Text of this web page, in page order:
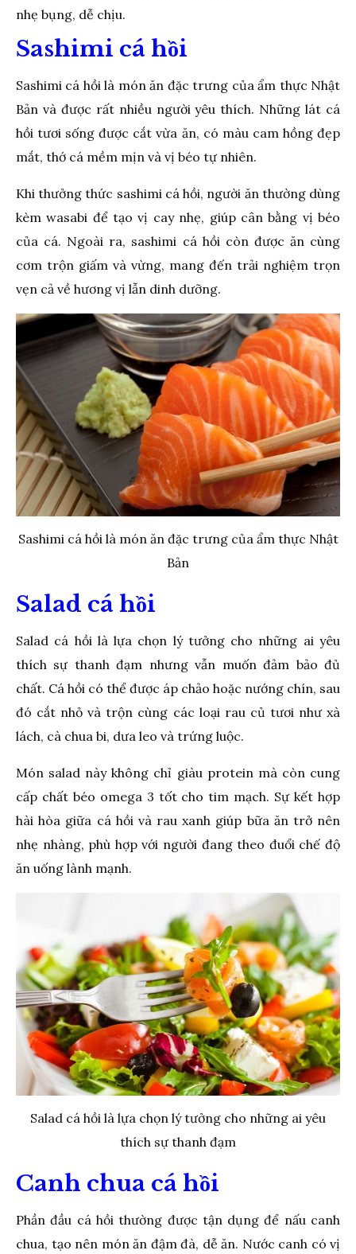
nhẹ bụng, dễ chịu.
Sashimi cá hồi
Sashimi cá hồi là món ăn đặc trưng của ẩm thực Nhật
Bản và được rất nhiều người yêu thích. Những lát cá
hồi tươi sống được cắt vừa ăn, có màu cam hồng đẹp
mắt, thớ cá mềm mịn và vị béo tự nhiên.
Khi thưởng thức sashimi cá hồi, người ăn thường dùng
kèm wasabi để tạo vị cay nhẹ, giúp cân bằng vị béo
của cá. Ngoài ra, sashimi cá hồi còn được ăn cùng
cơm trộn giấm và vừng, mang đến trải nghiệm trọn
vẹn cả về hương vị lẫn dinh dưỡng.
Sashimi cá hồi là món ăn đặc trưng của ẩm thực Nhật
Bản
Salad cá hồi
Salad cá hồi là lựa chọn lý tưởng cho những ai yêu
thích sự thanh đạm nhưng vẫn muốn đảm bảo đủ
chất. Cá hồi có thể được áp chảo hoặc nướng chín, sau
đó cắt nhỏ và trộn cùng các loại rau củ tươi như xà
lách, cà chua bi, dưa leo và trứng luộc.
Món salad này không chỉ giàu protein mà còn cung
cấp chất béo omega 3 tốt cho tim mạch. Sự kết hợp
hài hòa giữa cá hồi và rau xanh giúp bữa ăn trở nên
nhẹ nhàng, phù hợp với người đang theo đuổi chế độ
ăn uống lành mạnh.
Salad cá hồi là lựa chọn lý tưởng cho những ai yêu
thích sự thanh đạm
Canh chua cá hồi
Phần đầu cá hồi thường được tận dụng để nấu canh
chua, tạo nên món ăn đậm đà, dễ ăn. Nước canh có vị